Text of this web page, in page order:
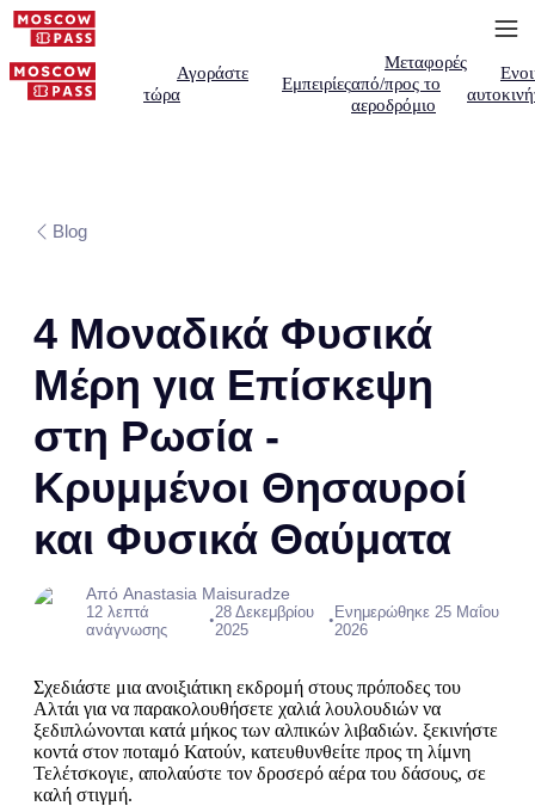
Αγοράστε
τώρα
Εμπειρίες
Μεταφορές
από/προς το
αεροδρόμιο
Blog
4 Μοναδικά Φυσικά
Μέρη για Επίσκεψη
στη Ρωσία -
Κρυμμένοι Θησαυροί
και Φυσικά Θαύματα
Από Anastasia Maisuradze
12 λεπτά
ανάγνωσης
•28 Δεκεμβρίου
2025
• Ενημερώθηκε 25 Μαΐου
2026
Σχεδιάστε μια ανοιξιάτικη εκδρομή στους πρόποδες του
Αλτάι για να παρακολουθήσετε χαλιά λουλουδιών να
ξεδιπλώνονται κατά μήκος των αλπικών λιβαδιών. ξεκινήστε
κοντά στον ποταμό Κατούν, κατευθυνθείτε προς τη λίμνη
Τελέτσκογιε, απολαύστε τον δροσερό αέρα του δάσους, σε
καλή στιγμή.